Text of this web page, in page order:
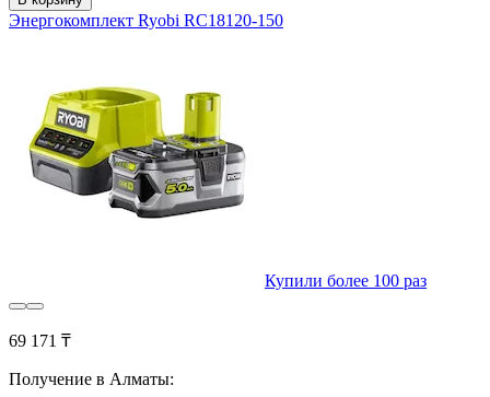
Энергокомплект Ryobi RC18120-150
Купили более 100 раз
69 171 ₸
Получение в Алматы: